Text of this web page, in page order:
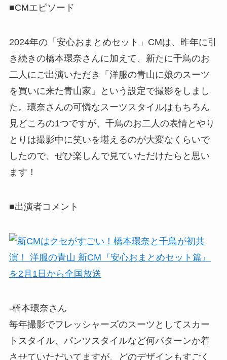
■CMエピソード
2024年の「安心おまとめセット」CMは、昨年に引
き続きの橋本環奈さんに加えて、新たに千鳥のお
二人にご出演いただき「洋服の青山に娘のスーツ
を買いに来た青山家」という設定で撮影をしまし
た。環奈さんの可憐なスーツスタイルはもちろん
見どころの1つですが、千鳥のお二人の表情とやり
とりは撮影中に笑いを堪えるのが大変なくらいで
したので、ぜひ楽しんで見ていただけたらと思い
ます！
■出演者コメント
-橋本環奈さん
毎年撮影でフレッシャーズのスーツとしてスカー
トスタイル、パンツスタイルなど何パターンか着
させていただいてますが、どのデザインもすごく